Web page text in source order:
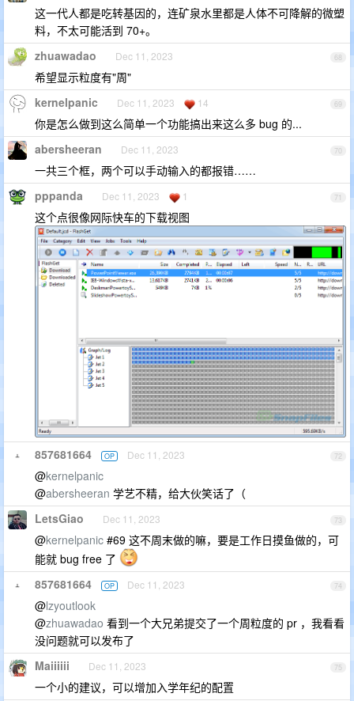
这一代人都是吃转基因的，连矿泉水里都是人体不可降解的微塑
料，不太可能活到 70+。
68
zhuawadao Dec 11, 2023
希望显示粒度有"周"
69
kernelpanic Dec 11, 2023 14
你是怎么做到这么简单一个功能搞出来这么多 bug 的...
70
abersheeran Dec 11, 2023
一共三个框，两个可以手动输入的都报错……
71
pppanda Dec 11, 2023 1
这个点很像网际快车的下载视图
72
857681664 OP Dec 11, 2023
@kernelpanic
@abersheeran 学艺不精，给大伙笑话了（
73
LetsGiao Dec 11, 2023
@kernelpanic #69 这不周末做的嘛，要是工作日摸鱼做的，可
能就 bug free 了
74
857681664 OP Dec 11, 2023
@lzyoutlook
@zhuawadao 看到一个大兄弟提交了一个周粒度的 pr ，我看看
没问题就可以发布了
75
Maiiiiii Dec 11, 2023
一个小的建议，可以增加入学年纪的配置